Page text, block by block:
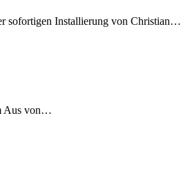
sofortigen Installierung von Christian…
Aus von…